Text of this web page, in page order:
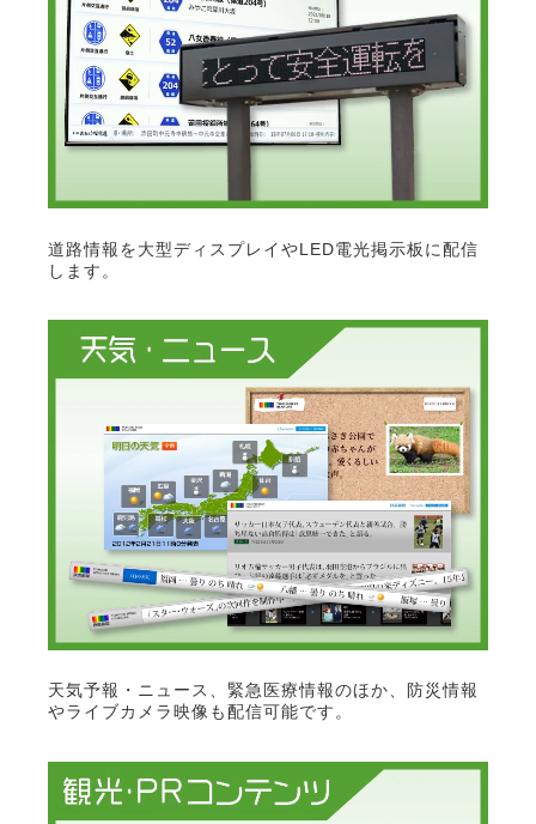
道路情報を大型ディスプレイやLED電光掲示板に配信
します。
天気予報・ニュース、緊急医療情報のほか、防災情報
やライブカメラ映像も配信可能です。